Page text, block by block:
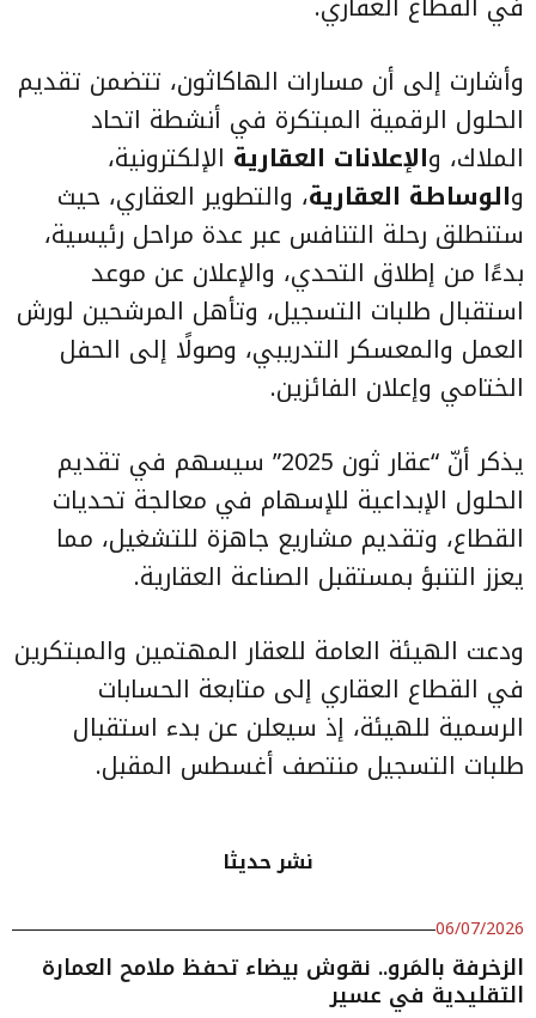
وأشارت إلى أن مسارات الهاكاثون، تتضمن تقديم
الحلول الرقمية المبتكرة في أنشطة اتحاد
الملاك، والإعلانات العقارية الإلكترونية،
والوساطة العقارية، والتطوير العقاري، حيث
ستنطلق رحلة التنافس عبر عدة مراحل رئيسية،
بدءًا من إطلاق التحدي، والإعلان عن موعد
استقبال طلبات التسجيل، وتأهل المرشحين لورش
العمل والمعسكر التدريبي، وصولًا إلى الحفل
الختامي وإعلان الفائزين.
يذكر أنّ “عقار ثون 2025” سيسهم في تقديم
الحلول الإبداعية للإسهام في معالجة تحديات
القطاع، وتقديم مشاريع جاهزة للتشغيل، مما
يعزز التنبؤ بمستقبل الصناعة العقارية.
ودعت الهيئة العامة للعقار المهتمين والمبتكرين
في القطاع العقاري إلى متابعة الحسابات
الرسمية للهيئة، إذ سيعلن عن بدء استقبال
طلبات التسجيل منتصف أغسطس المقبل.
نشر حديثا
06/07/2026
الزخرفة بالمَرو.. نقوش بيضاء تحفظ ملامح العمارة
التقليدية في عسير